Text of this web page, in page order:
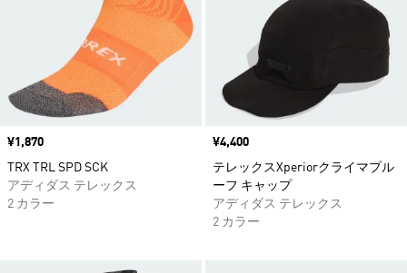
価格
¥1,870
TRX TRL SPD SCK
アディダス テレックス
2 カラー
価格
¥4,400
テレックスXperiorクライマプル
ーフ キャップ
アディダス テレックス
2 カラー